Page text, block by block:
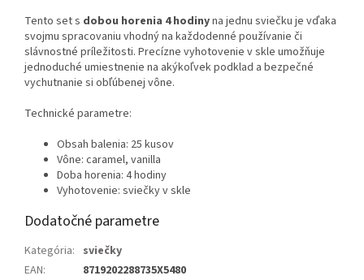
Tento set s dobou horenia 4 hodinyna jednu sviečku je vďaka
svojmu spracovaniu vhodný na každodenné používanie či
slávnostné príležitosti. Precízne vyhotovenie v skle umožňuje
jednoduché umiestnenie na akýkoľvek podklad a bezpečné
vychutnanie si obľúbenej vône.
Technické parametre:
Obsah balenia: 25 kusov
Vône: caramel, vanilla
Doba horenia: 4 hodiny
Vyhotovenie: sviečky v skle
Dodatočné parametre
Kategória: sviečky
EAN: 8719202288735X5480